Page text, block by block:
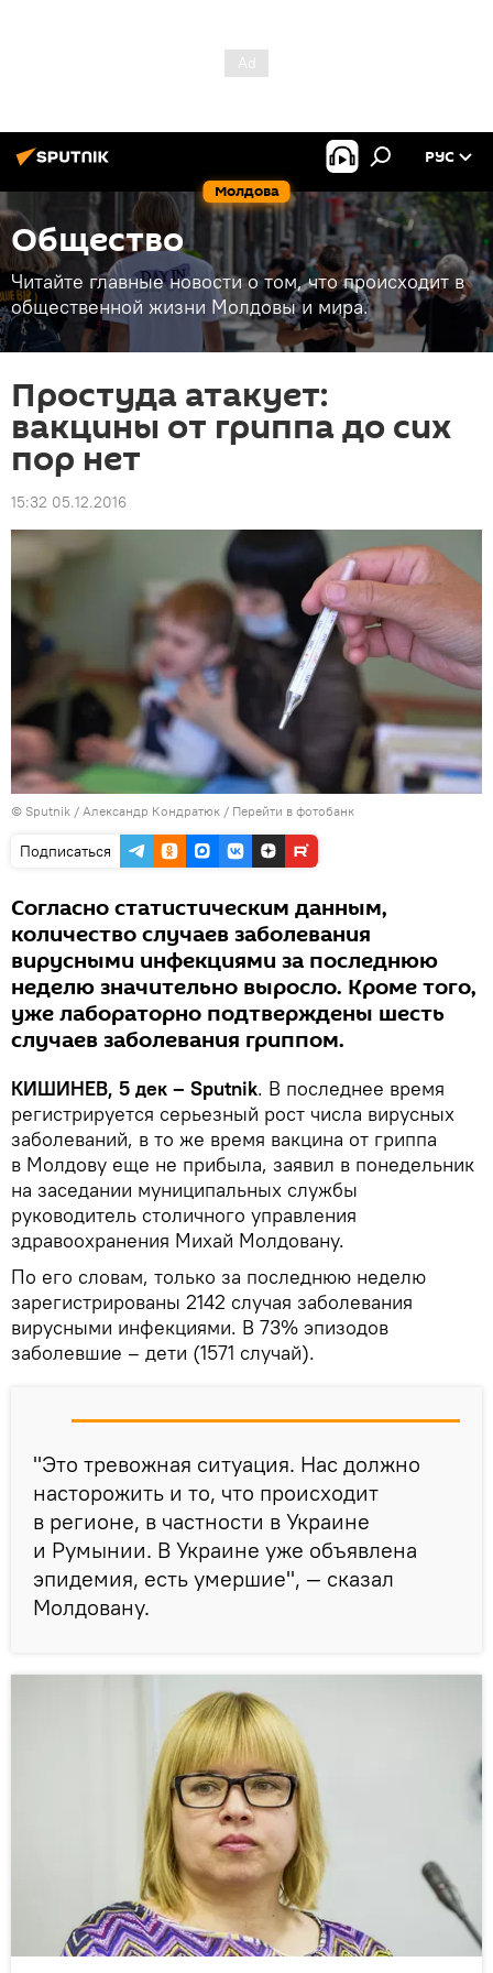
Молдова
РУС
Общество
Читайте главные новости о том, что происходит в
общественной жизни Молдовы и мира.
Простуда атакует:
вакцины от гриппа до сих
пор нет
15:32 05.12.2016
© Sputnik / Александр Кондратюк / Перейти в фотобанк
Подписаться
Согласно статистическим данным,
количество случаев заболевания
вирусными инфекциями за последнюю
неделю значительно выросло. Кроме того,
уже лабораторно подтверждены шесть
случаев заболевания гриппом.
КИШИНЕВ, 5 дек – Sputnik. В последнее время
регистрируется серьезный рост числа вирусных
заболеваний, в то же время вакцина от гриппа
в Молдову еще не прибыла, заявил в понедельник
на заседании муниципальных службы
руководитель столичного управления
здравоохранения Михай Молдовану.
По его словам, только за последнюю неделю
зарегистрированы 2142 случая заболевания
вирусными инфекциями. В 73% эпизодов
заболевшие – дети (1571 случай).
"Это тревожная ситуация. Нас должно
насторожить и то, что происходит
в регионе, в частности в Украине
и Румынии. В Украине уже объявлена
эпидемия, есть умершие", — сказал
Молдовану.